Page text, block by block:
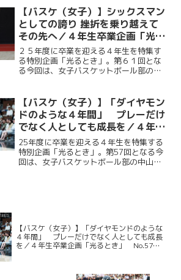
ームを支えてきた河村。慶大女子バスケ
部のエースとして歩んだ軌...
【バスケ（女子）】シックスマン
としての誇り 挫折を乗り越えて
その先へ／４年生卒業企画「光る
とき」 No.61・吉田千里
２５年度に卒業を迎える４年生を特集す
る特別企画「光るとき」。第６１回とな
る今回は、女子バスケットボール部の吉
スマン”。誰よりも強い気持ちでプレーを
続けてきた、吉田の４...
【バスケ（女子）】「ダイヤモン
ドのような４年間」 プレーだけ
でなく人としても成長を／４年生
卒業企画「光るとき」 No.57・
中山璃音
25年度に卒業を迎える４年生を特集する
特別企画「光るとき」。第57回となる今
回は、女子バスケットボール部の中山璃
【バスケ（女子）】「ダイヤモンドのような
４年間」 プレーだけでなく人としても成長
を／４年生卒業企画「光るとき」 No.57・